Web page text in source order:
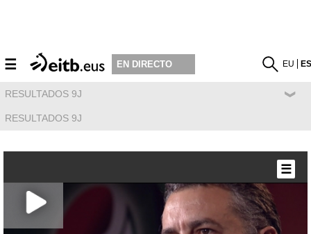
☰ EN DIRECTO EU
RESULTADOS 9J
RESULTADOS 9J
☰